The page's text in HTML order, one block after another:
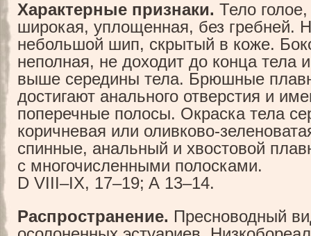
Характерные признаки. Тело
широкая, уплощенная, без гребней.
небольшой шип, скрытый в коже.
неполная, не доходит до конца тела
выше середины тела. Брюшные
достигают анального отверстия и
поперечные полосы. Окраска тела
коричневая или оливково-
спинные, анальный и хвостовой
с многочисленными полосками.
D VIII–IX, 17–19; A 13–14.
Распространение. Пресноводный